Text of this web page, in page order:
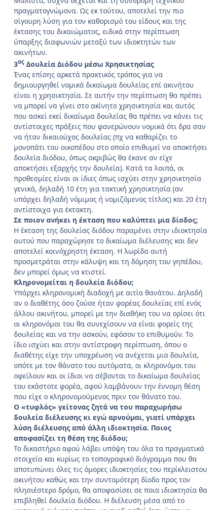
πραγματογνώμονα. Ως εκ τούτου, αποτελεί την πιο
σίγουρη λύση για τον καθορισμό του είδους και της
έκτασης του δικαιώματος, ειδικά στην περίπτωση
ύπαρξης διαφωνιών μεταξύ των ιδιοκτητών των
ακινήτων.
3ος Δουλεία Διόδου μέσω Χρησικτησίας
Ένας επίσης αρκετά πρακτικός τρόπος για να
δημιουργηθεί νομικά δικαίωμα δουλείας επί ακινήτου
είναι η χρησικτησία. Σε αυτήν την περίπτωση θα πρέπει
να μπορεί να γίνει στο ακίνητο χρησικτησία και αυτός
που ασκεί εκεί δικαίωμα δουλείας θα πρέπει να κάνει τις
αντίστοιχες πράξεις που φανερώνουν νομικά ότι δρα σαν
να ήταν δικαιούχος δουλείας (πχ να καθαρίζει το
μονοπάτι του οικοπέδου στο οποίο επιθυμεί να αποκτήσει
δουλεία διόδου, όπως ακριβώς θα έκανε αν είχε
αποκτήσει εξαρχής την δουλεία). Κατά τα λοιπά, οι
προθεσμίες είναι οι ίδιες όπως ισχύει στην χρησικτησία
γενικά, δηλαδή 10 έτη για τακτική χρησικτησία (αν
υπάρχει δηλαδή νόμιμος ή νομιζόμενος τίτλος) και 20 έτη
αντίστοιχα για έκτακτη.
Σε ποιον ανήκει η έκταση που καλύπτει μια δίοδος;
Η έκταση της δουλείας διόδου παραμένει στην ιδιοκτησία
αυτού που παραχώρησε το δικαίωμα διέλευσης και δεν
αποτελεί κοινόχρηστη έκταση. Η λωρίδα αυτή
προσμετράται στην κάλυψη και τη δόμηση του γηπέδου,
δεν μπορεί όμως να κτιστεί.
Κληρονομείται η δουλεία διόδου;
Υπάρχει κληρονομική διαδοχή με αιτία θανάτου. Δηλαδή
αν ο διαθέτης όσο ζούσε ήταν φορέας δουλείας επί ενός
άλλου ακινήτου, μπορεί με την διαθήκη του να ορίσει ότι
οι κληρονόμοι του θα συνεχίσουν να είναι φορείς της
δουλείας και να την ασκούν, εφόσον το επιθυμούν. Το
ίδιο ισχύει και στην αντίστροφη περίπτωση, όπου ο
διαθέτης είχε την υποχρέωση να ανέχεται μια δουλεία,
οπότε με τον θάνατο του αυτόματα, οι κληρονόμοι του
οφείλουν και οι ίδιοι να σέβονται το δικαίωμα δουλείας
του εκάστοτε φορέα, αφού λαμβάνουν την έννομη θέση
που είχε ο κληρονομούμενος πριν τον θάνατο του.
Ο «τυφλός» γείτονας ζητά να του παραχωρήσω
δουλεία διέλευσης κι εγώ αρνούμαι, γιατί υπάρχει
λύση διέλευσης από άλλη ιδιοκτησία. Ποιος
αποφασίζει τη θέση της διόδου;
Το δικαστήριο αφού λάβει υπόψη του όλα τα πραγματικά
στοιχεία και κυρίως το τοπογραφικό διάγραμμα που θα
αποτυπώνει όλες τις όμορες ιδιοκτησίες του περίκλειστου
ακινήτου καθώς και την συντομότερη δίοδο προς τον
πλησιέστερο δρόμο, θα αποφασίσει σε ποια ιδιοκτησία θα
επιβληθεί δουλεία διόδου. Η διέλευση μέσα από το